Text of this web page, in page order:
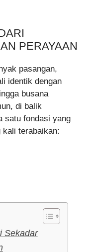
PERAYAAN
pasangan,
identik dengan
busana
di balik
satu fondasi yang
kali terabaikan:
Sekadar